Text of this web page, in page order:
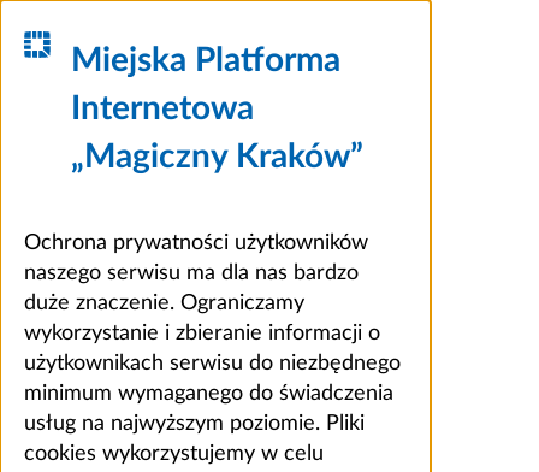
Miejska Platforma
Internetowa
„Magiczny Kraków”
Ochrona prywatności użytkowników
naszego serwisu ma dla nas bardzo
duże znaczenie. Ograniczamy
wykorzystanie i zbieranie informacji o
użytkownikach serwisu do niezbędnego
minimum wymaganego do świadczenia
usług na najwyższym poziomie. Pliki
cookies wykorzystujemy w celu